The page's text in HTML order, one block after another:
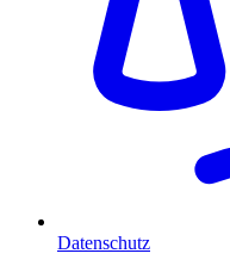
Datenschutz